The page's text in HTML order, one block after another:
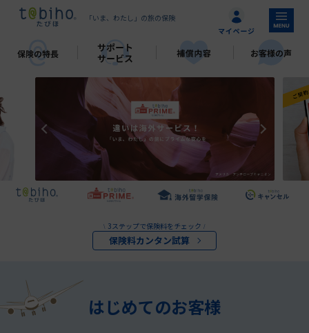
「いま、わたし」の旅の保険
\ 3ステップで保険料をチェック
保険料カンタン試算
はじめてのお客様